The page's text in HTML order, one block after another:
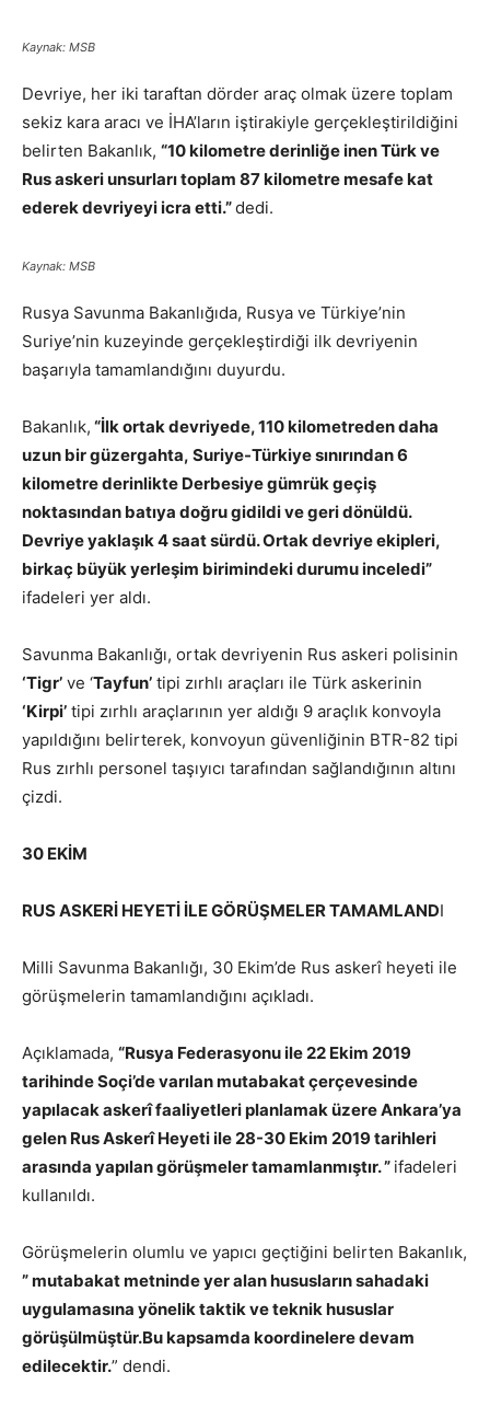
Kaynak: MSB
Devriye, her iki taraftan dörder araç olmak üzere toplam
sekiz kara aracı ve İHA’ların iştirakiyle gerçekleştirildiğini
belirten Bakanlık, “10 kilometre derinliğe inen Türk ve
Rus askeri unsurları toplam 87 kilometre mesafe kat
ederek devriyeyi icra etti.”dedi.
Kaynak: MSB
Rusya Savunma Bakanlığıda, Rusya ve Türkiye’nin
Suriye’nin kuzeyinde gerçekleştirdiği ilk devriyenin
başarıyla tamamlandığını duyurdu.
Bakanlık, “İlk ortak devriyede, 110 kilometreden daha
uzun bir güzergahta, Suriye-Türkiye sınırından 6
kilometre derinlikte Derbesiye gümrük geçiş
noktasından batıya doğru gidildi ve geri dönüldü.
Devriye yaklaşık 4 saat sürdü. Ortak devriye ekipleri,
birkaç büyük yerleşim birimindeki durumu inceledi”
ifadeleri yer aldı.
Savunma Bakanlığı, ortak devriyenin Rus askeri polisinin
‘Tigr’ ve ‘Tayfun’ tipi zırhlı araçları ile Türk askerinin
‘Kirpi’ tipi zırhlı araçlarının yer aldığı 9 araçlık konvoyla
yapıldığını belirterek, konvoyun güvenliğinin BTR-82 tipi
Rus zırhlı personel taşıyıcı tarafından sağlandığının altını
çizdi.
30 EKİM
RUS ASKERİ HEYETİ İLE GÖRÜŞMELER TAMAMLANDI
Milli Savunma Bakanlığı, 30 Ekim’de Rus askerî heyeti ile
görüşmelerin tamamlandığını açıkladı.
Açıklamada, “Rusya Federasyonu ile 22 Ekim 2019
tarihinde Soçi’de varılan mutabakat çerçevesinde
yapılacak askerî faaliyetleri planlamak üzere Ankara’ya
gelen Rus Askerî Heyeti ile 28-30 Ekim 2019 tarihleri
arasında yapılan görüşmeler tamamlanmıştır. ” ifadeleri
kullanıldı.
Görüşmelerin olumlu ve yapıcı geçtiğini belirten Bakanlık,
” mutabakat metninde yer alan hususların sahadaki
uygulamasına yönelik taktik ve teknik hususlar
görüşülmüştür.Bu kapsamda koordinelere devam
edilecektir.” dendi.